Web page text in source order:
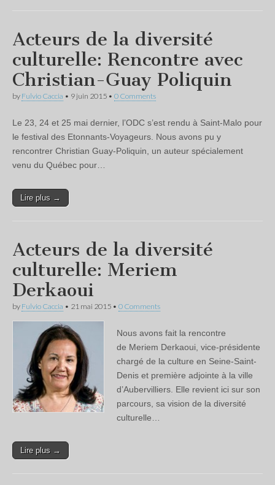
Acteurs de la diversité
culturelle: Rencontre avec
Christian-Guay Poliquin
by Fulvio Caccia • 9 juin 2015 • 0 Comments
Le 23, 24 et 25 mai dernier, l’ODC s’est rendu à Saint-Malo pour
le festival des Etonnants-Voyageurs. Nous avons pu y
rencontrer Christian Guay-Poliquin, un auteur spécialement
venu du Québec pour…
Lire plus →
Acteurs de la diversité
culturelle: Meriem
Derkaoui
by Fulvio Caccia • 21 mai 2015 • 0 Comments
Nous avons fait la rencontre
de Meriem Derkaoui, vice-présidente
chargé de la culture en Seine-Saint-
Denis et première adjointe à la ville
d’Aubervilliers. Elle revient ici sur son
parcours, sa vision de la diversité
culturelle…
Lire plus →